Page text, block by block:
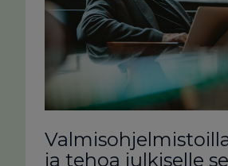
ja tehoa julkiselle